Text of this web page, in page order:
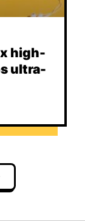
high-
ultra-